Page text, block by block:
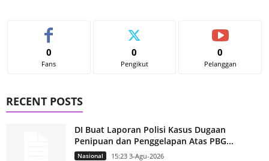
0
Fans
0
Pengikut
0
Pelanggan
RECENT POSTS
DI Buat Laporan Polisi Kasus Dugaan
Penipuan dan Penggelapan Atas PBG...
Nasional 15:23 3-Agu-2026